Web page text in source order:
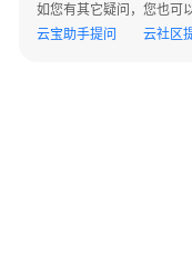
品
企
如您有其它疑问，您也可
云宝助手提问
云社区